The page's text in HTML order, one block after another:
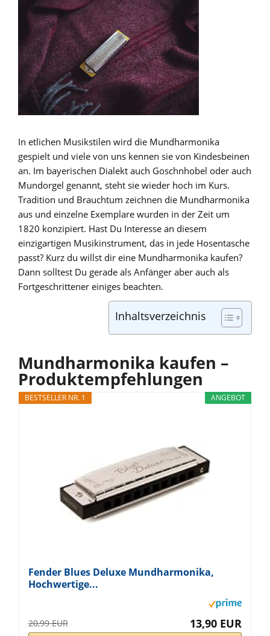
In etlichen Musikstilen wird die Mundharmonika
gespielt und viele von uns kennen sie von Kindesbeinen
an. Im bayerischen Dialekt auch Goschnhobel oder auch
Mundorgel genannt, steht sie wieder hoch im Kurs.
Tradition und Brauchtum zeichnen die Mundharmonika
aus und einzelne Exemplare wurden in der Zeit um
1820 konzipiert. Hast Du Interesse an diesem
einzigartigen Musikinstrument, das in jede Hosentasche
passt? Kurz du willst dir eine Mundharmonika kaufen?
Dann solltest Du gerade als Anfänger aber auch als
Fortgeschrittener einiges beachten.
Inhaltsverzeichnis
Mundharmonika kaufen –
Produktempfehlungen
ANGEBOT
BESTSELLER NR. 1
Fender Blues Deluxe Mundharmonika,
Hochwertige...
20,99 EUR 13,90 EUR